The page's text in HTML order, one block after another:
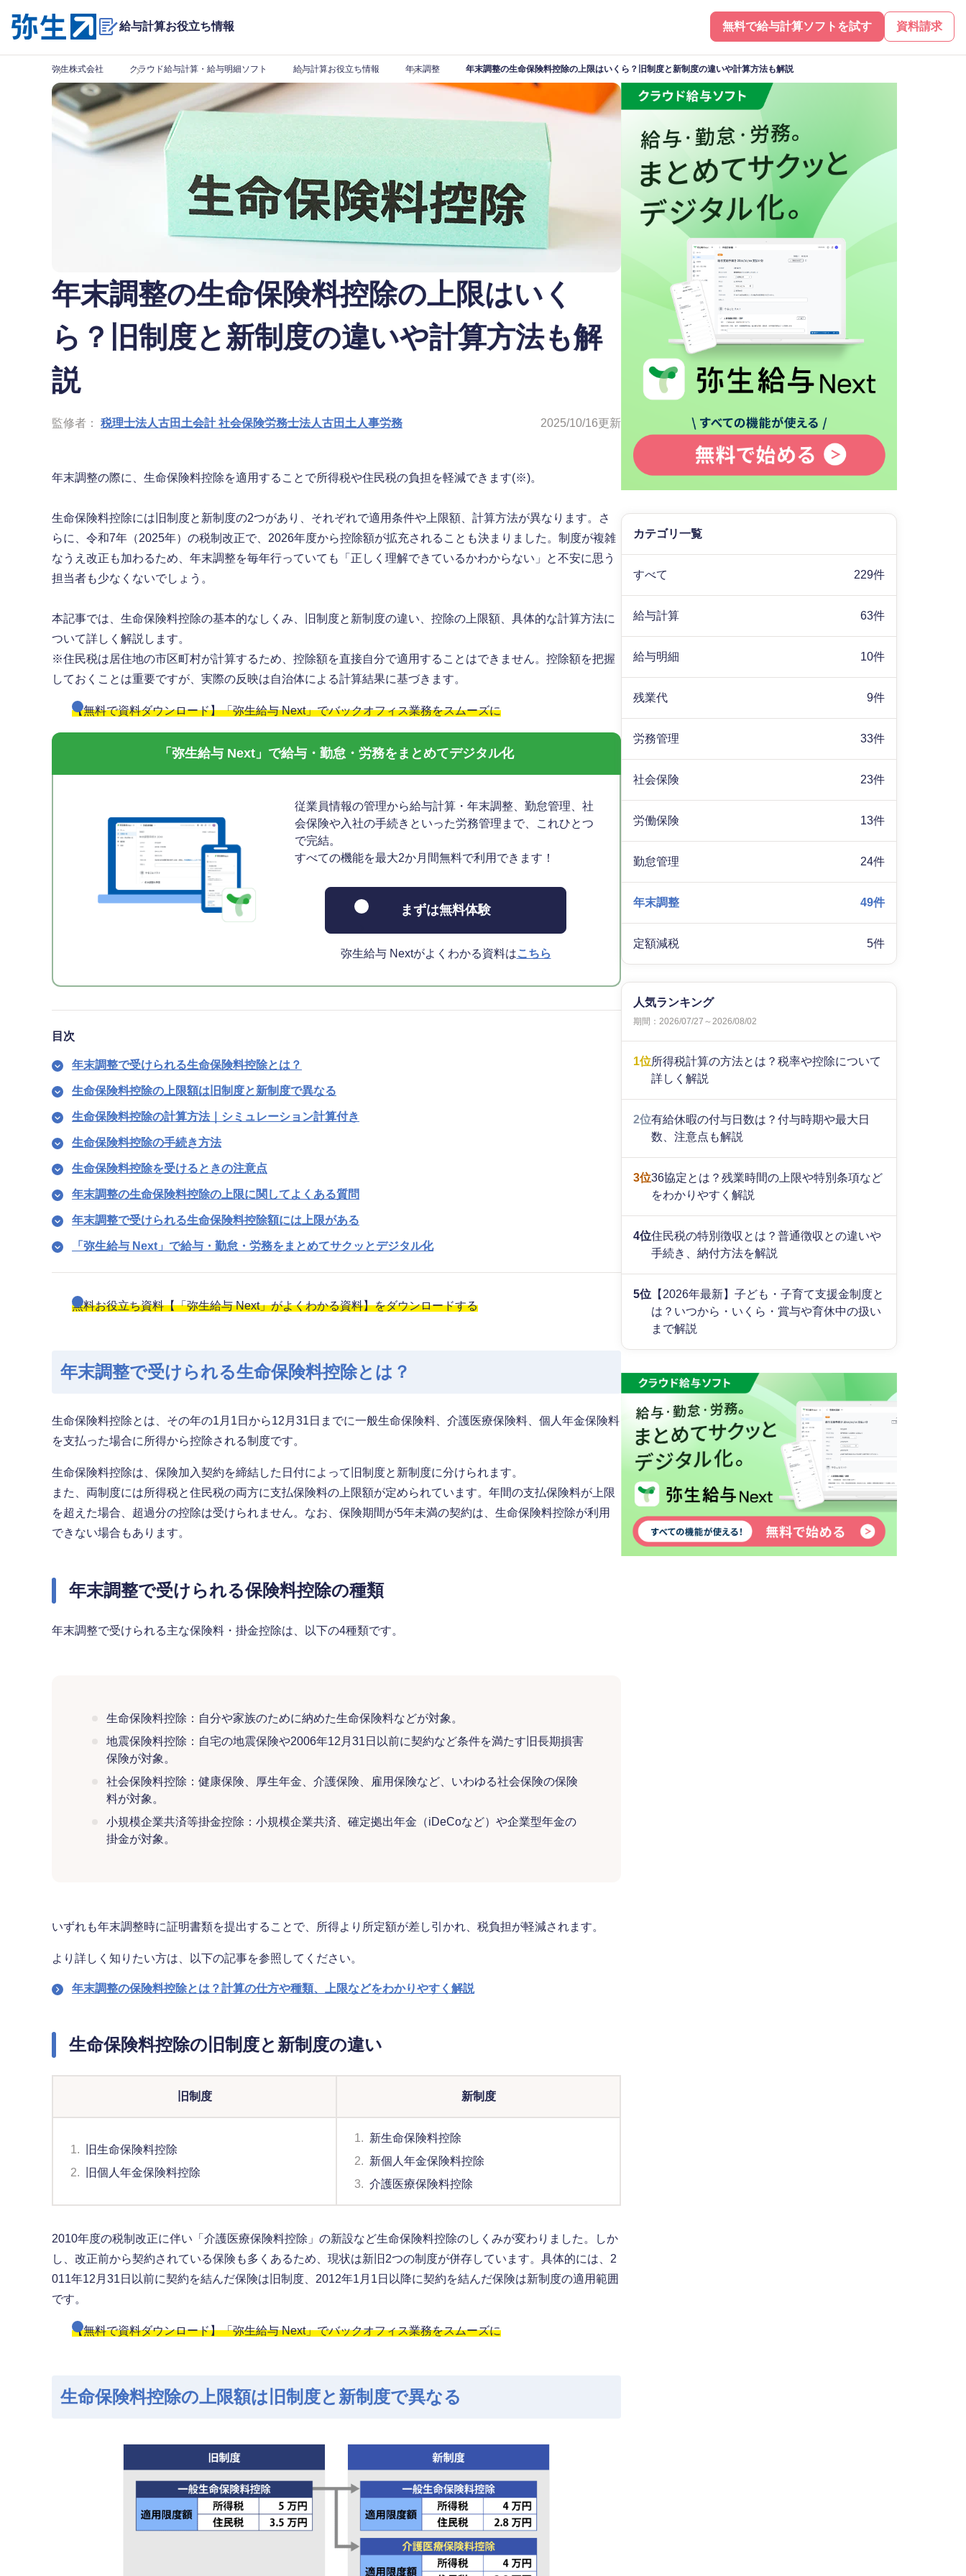
給与計算お役立ち情報 資料請求
無料で給与計算ソフトを試す
弥生株式会社 クラウド給与計算・給与明細ソフト 給与計算お役立ち情報 年末調整 年末調整の生命保険料控除の上限はいくら？旧制度と新制度の違いや計算方法も解説
年末調整の生命保険料控除の上限はいく
ら？旧制度と新制度の違いや計算方法も解
説
監修者： 税理士法人古田土会計 社会保険労務士法人古田土人事労務 2025/10/16更新
年末調整の際に、生命保険料控除を適用することで所得税や住民税の負担を軽減できます(※)。
生命保険料控除には旧制度と新制度の2つがあり、それぞれで適用条件や上限額、計算方法が異なります。さ
らに、令和7年（2025年）の税制改正で、2026年度から控除額が拡充されることも決まりました。制度が複雑
なうえ改正も加わるため、年末調整を毎年行っていても「正しく理解できているかわからない」と不安に思う
担当者も少なくないでしょう。
本記事では、生命保険料控除の基本的なしくみ、旧制度と新制度の違い、控除の上限額、具体的な計算方法に
ついて詳しく解説します。
※住民税は居住地の市区町村が計算するため、控除額を直接自分で適用することはできません。控除額を把握
しておくことは重要ですが、実際の反映は自治体による計算結果に基づきます。
【無料で資料ダウンロード】「弥生給与 Next」でバックオフィス業務をスムーズに
「弥生給与 Next」で給与・勤怠・労務をまとめてデジタル化
従業員情報の管理から給与計算・年末調整、勤怠管理、社
会保険や入社の手続きといった労務管理まで、これひとつ
で完結。
すべての機能を最大2か月間無料で利用できます！
まずは無料体験
弥生給与 Nextがよくわかる資料はこちら
目次
年末調整で受けられる生命保険料控除とは？
生命保険料控除の上限額は旧制度と新制度で異なる
生命保険料控除の計算方法｜シミュレーション計算付き
生命保険料控除の手続き方法
生命保険料控除を受けるときの注意点
年末調整の生命保険料控除の上限に関してよくある質問
年末調整で受けられる生命保険料控除額には上限がある
「弥生給与 Next」で給与・勤怠・労務をまとめてサクッとデジタル化
無料お役立ち資料【「弥生給与 Next」がよくわかる資料】をダウンロードする
年末調整で受けられる生命保険料控除とは？
生命保険料控除とは、その年の1月1日から12月31日までに一般生命保険料、介護医療保険料、個人年金保険料
を支払った場合に所得から控除される制度です。
生命保険料控除は、保険加入契約を締結した日付によって旧制度と新制度に分けられます。
また、両制度には所得税と住民税の両方に支払保険料の上限額が定められています。年間の支払保険料が上限
を超えた場合、超過分の控除は受けられません。なお、保険期間が5年未満の契約は、生命保険料控除が利用
できない場合もあります。
年末調整で受けられる保険料控除の種類
年末調整で受けられる主な保険料・掛金控除は、以下の4種類です。
生命保険料控除：自分や家族のために納めた生命保険料などが対象。
地震保険料控除：自宅の地震保険や2006年12月31日以前に契約など条件を満たす旧長期損害
保険が対象。
社会保険料控除：健康保険、厚生年金、介護保険、雇用保険など、いわゆる社会保険の保険
料が対象。
小規模企業共済等掛金控除：小規模企業共済、確定拠出年金（iDeCoなど）や企業型年金の
掛金が対象。
いずれも年末調整時に証明書類を提出することで、所得より所定額が差し引かれ、税負担が軽減されます。
より詳しく知りたい方は、以下の記事を参照してください。
年末調整の保険料控除とは？計算の仕方や種類、上限などをわかりやすく解説
生命保険料控除の旧制度と新制度の違い
旧制度 新制度
1.
旧生命保険料控除
2.
旧個人年金保険料控除
1. 新生命保険料控除
2. 新個人年金保険料控除
3. 介護医療保険料控除
2010年度の税制改正に伴い「介護医療保険料控除」の新設など生命保険料控除のしくみが変わりました。しか
し、改正前から契約されている保険も多くあるため、現状は新旧2つの制度が併存しています。具体的には、2
011年12月31日以前に契約を結んだ保険は旧制度、2012年1月1日以降に契約を結んだ保険は新制度の適用範囲
です。
【無料で資料ダウンロード】「弥生給与 Next」でバックオフィス業務をスムーズに
生命保険料控除の上限額は旧制度と新制度で異なる
カテゴリ一覧
すべて 229件
給与計算 63件
給与明細 10件
残業代 9件
労務管理 33件
社会保険 23件
労働保険 13件
勤怠管理 24件
年末調整 49件
定額減税 5件
人気ランキング
期間：2026/07/27～2026/08/02
1位所得税計算の方法とは？税率や控除について
詳しく解説
2位有給休暇の付与日数は？付与時期や最大日
数、注意点も解説
3位36協定とは？残業時間の上限や特別条項など
をわかりやすく解説
4位住民税の特別徴収とは？普通徴収との違いや
手続き、納付方法を解説
5位 【2026年最新】子ども・子育て支援金制度と
は？いつから・いくら・賞与や育休中の扱い
まで解説